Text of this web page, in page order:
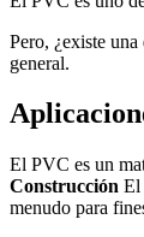
Pero, ¿existe
general.
El PVC es un
Construcción El
menudo para